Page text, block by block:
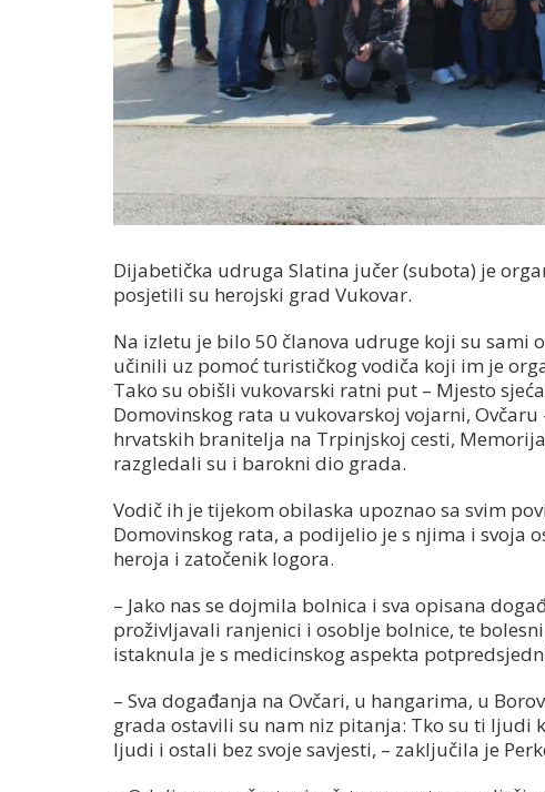
Dijabetička udruga Slatina jučer (subota) je
posjetili su herojski grad Vukovar.
Na izletu je bilo 50 članova udruge koji su
učinili uz pomoć turističkog vodiča koji im je
Tako su obišli vukovarski ratni put – Mjesto
Domovinskog rata u vukovarskoj vojarni,
hrvatskih branitelja na Trpinjskoj cesti,
razgledali su i barokni dio grada.
Vodič ih je tijekom obilaska upoznao sa svim
Domovinskog rata, a podijelio je s njima i svoja
heroja i zatočenik logora.
– Jako nas se dojmila bolnica i sva opisana
proživljavali ranjenici i osoblje bolnice, te
istaknula je s medicinskog aspekta
– Sva događanja na Ovčari, u hangarima, u
grada ostavili su nam niz pitanja: Tko su ti ljudi
ljudi i ostali bez svoje savjesti, – zaključila je